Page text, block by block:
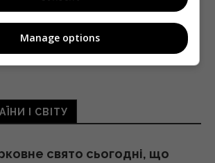
І СВІТУ
свято сьогодні, що
Manage options